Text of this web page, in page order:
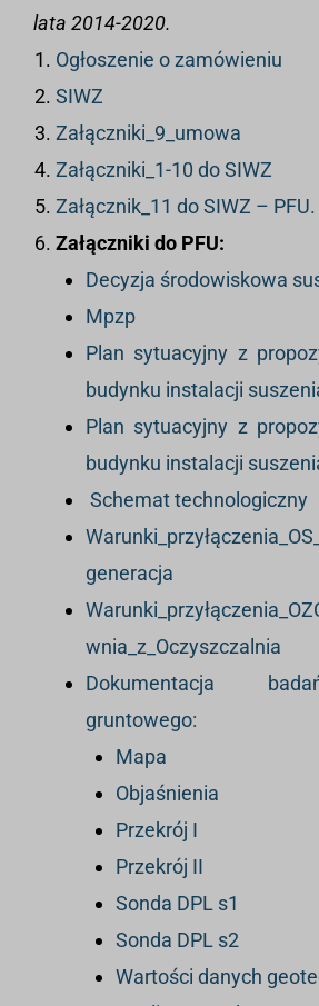
lata 2014-2020.
Ogłoszenie o zamówieniu
SIWZ
Załączniki_9_umowa
Załączniki_1-10 do SIWZ
Załącznik_11 do SIWZ – PFU.
Załączniki do PFU:
Decyzja środowiskowa
Mpzp
Plan sytuacyjny z
budynku instalacji
Plan sytuacyjny z
budynku instalacji
Schemat technologiczny
generacja
wnia_z_Oczyszczalnia
Dokumentacja
gruntowego:
Mapa
Objaśnienia
Przekrój I
Przekrój II
Sonda DPL s1
Sonda DPL s2
Wartości danych